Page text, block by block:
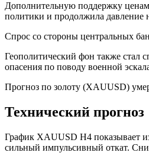
Дополнительную поддержку
политики и продолжила давление
Спрос со стороны центральных
Геополитический фон также стал
опасения по поводу военной
Прогноз по золоту (XAUUSD)
Технический прогноз
График XAUUSD H4 показывает
сильный импульсивный откат.